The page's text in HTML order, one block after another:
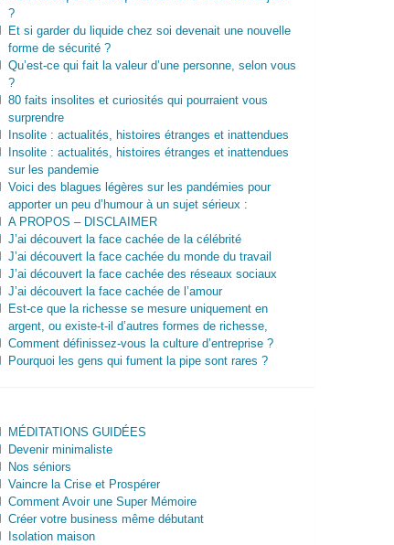
?
Et si garder du liquide chez soi devenait une nouvelle
forme de sécurité ?
Qu’est-ce qui fait la valeur d’une personne, selon vous
?
80 faits insolites et curiosités qui pourraient vous
surprendre
Insolite : actualités, histoires étranges et inattendues
Insolite : actualités, histoires étranges et inattendues
sur les pandemie
Voici des blagues légères sur les pandémies pour
apporter un peu d’humour à un sujet sérieux :
A PROPOS – DISCLAIMER
J’ai découvert la face cachée de la célébrité
J’ai découvert la face cachée du monde du travail
J’ai découvert la face cachée des réseaux sociaux
J’ai découvert la face cachée de l’amour
Est-ce que la richesse se mesure uniquement en
argent, ou existe-t-il d’autres formes de richesse,
Comment définissez-vous la culture d’entreprise ?
Pourquoi les gens qui fument la pipe sont rares ?
MÉDITATIONS GUIDÉES
Devenir minimaliste
Nos séniors
Vaincre la Crise et Prospérer
Comment Avoir une Super Mémoire
Créer votre business même débutant
Isolation maison